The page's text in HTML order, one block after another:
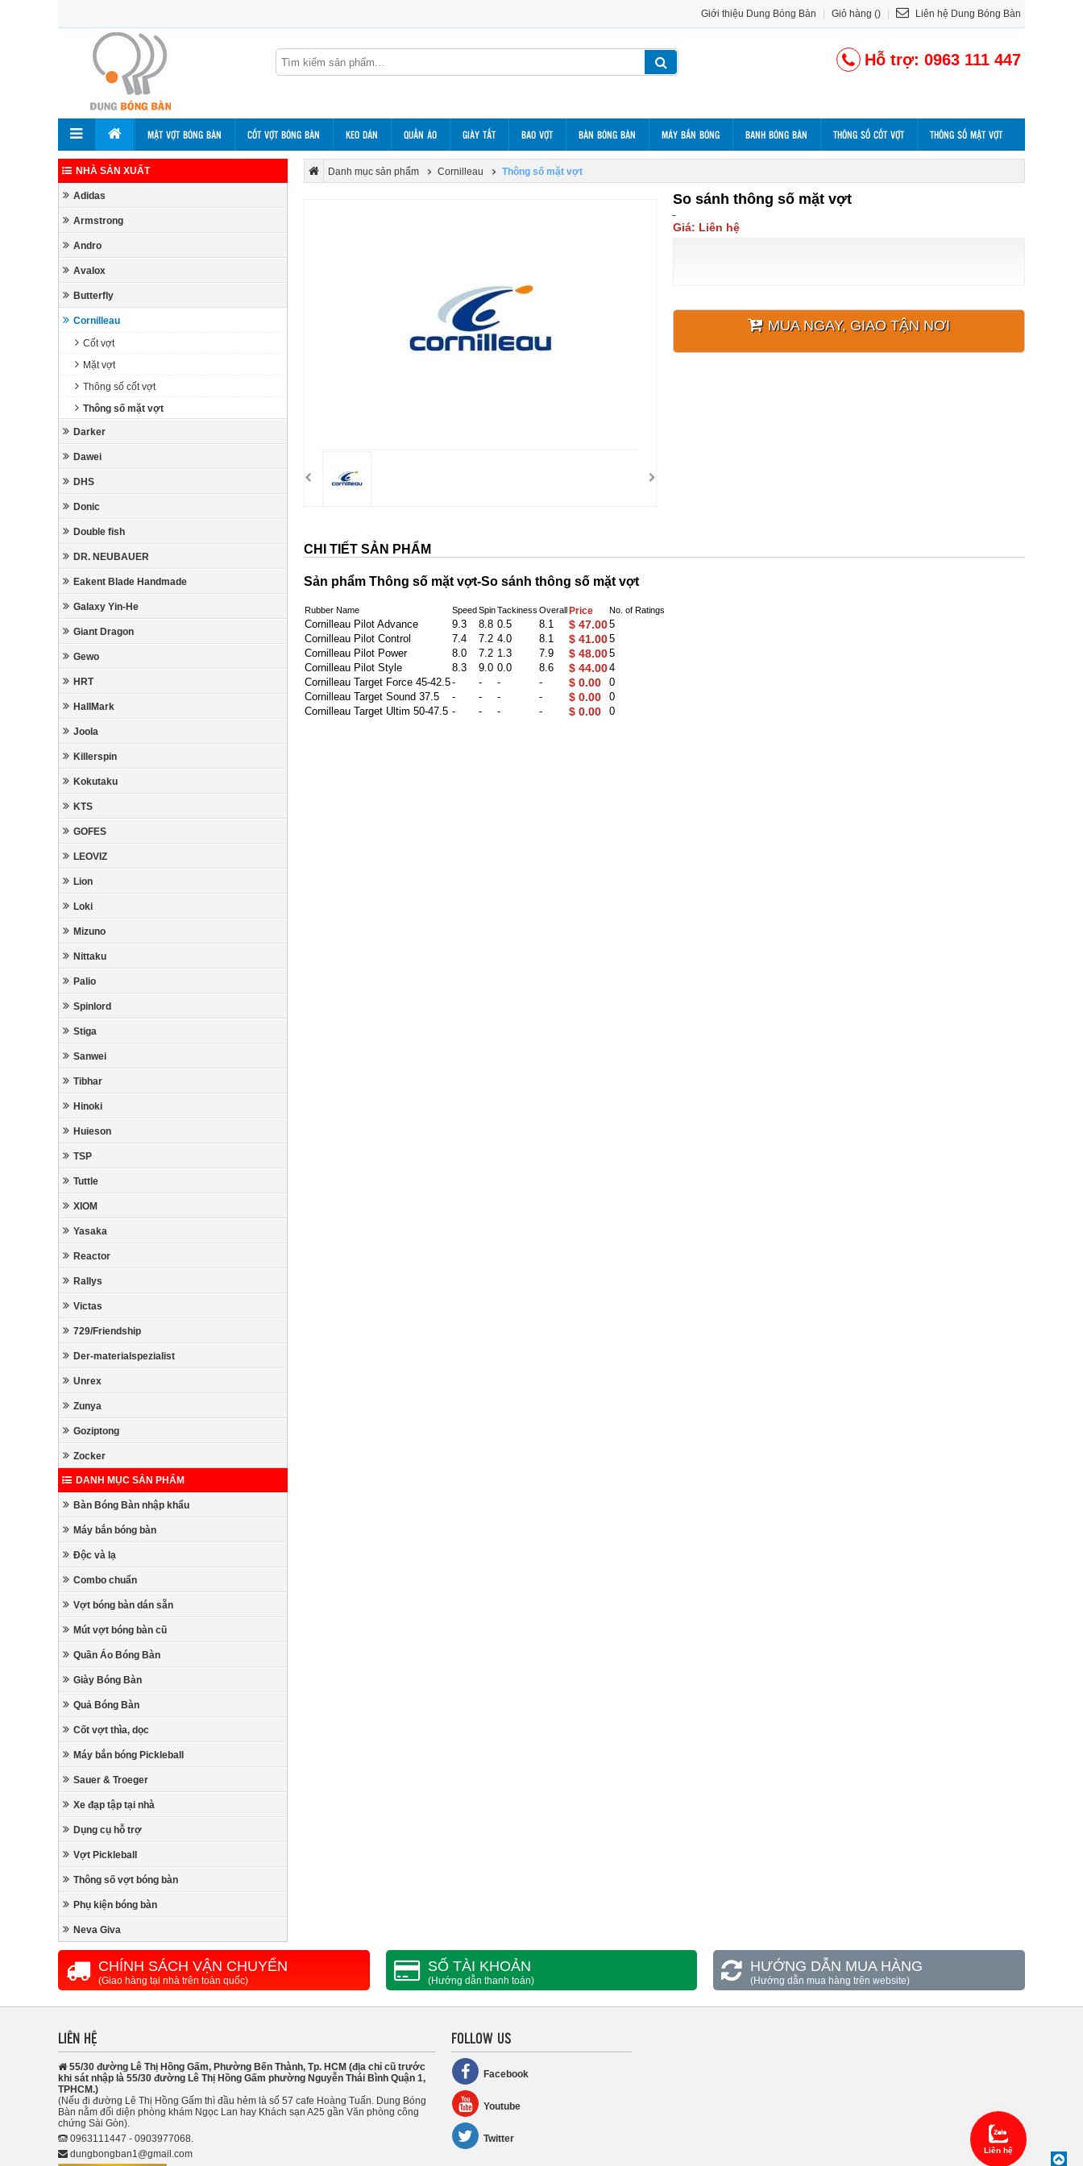
Giới thiệu Dung Bóng Bàn Giỏ hàng () Liên hệ Dung Bóng Bàn
Hỗ trợ: 0963 111 447
MẶT VỢT BÓNG BÀN CỐT VỢT BÓNG BÀN KEO DÁN QUẦN ÁO GIÀY TẤT BAO VỢT BÀN BÓNG BÀN MÁY BẮN BÓNG BANH BÓNG BÀN THÔNG SỐ CỐT VỢT THÔNG SỐ MẶT VỢT
NHÀ SẢN XUẤT
Adidas
Armstrong
Andro
Avalox
Butterfly
Cornilleau
Cốt vợt
Mặt vợt
Thông số cốt vợt
Thông số mặt vợt
Darker
Dawei
DHS
Donic
Double fish
DR. NEUBAUER
Eakent Blade Handmade
Galaxy Yin-He
Giant Dragon
Gewo
HRT
HallMark
Joola
Killerspin
Kokutaku
KTS
GOFES
LEOVIZ
Lion
Loki
Mizuno
Nittaku
Palio
Spinlord
Stiga
Sanwei
Tibhar
Hinoki
Huieson
TSP
Tuttle
XIOM
Yasaka
Reactor
Rallys
Victas
729/Friendship
Der-materialspezialist
Unrex
Zunya
Goziptong
Zocker
DANH MỤC SẢN PHẨM
Bàn Bóng Bàn nhập khẩu
Máy bắn bóng bàn
Độc và lạ
Combo chuẩn
Vợt bóng bàn dán sẵn
Mút vợt bóng bàn cũ
Quần Áo Bóng Bàn
Giày Bóng Bàn
Quả Bóng Bàn
Cốt vợt thìa, dọc
Máy bắn bóng Pickleball
Sauer & Troeger
Xe đạp tập tại nhà
Dụng cụ hỗ trợ
Vợt Pickleball
Thông số vợt bóng bàn
Phụ kiện bóng bàn
Neva Giva
Danh mục sản phẩm Cornilleau Thông số mặt vợt
So sánh thông số mặt vợt
Giá: Liên hệ
MUA NGAY, GIAO TẬN NƠI
CHI TIẾT SẢN PHẨM
Sản phẩm Thông số mặt vợt-So sánh thông số mặt vợt
Rubber Name SpeedSpinTackiness OverallPrice No. of Ratings
Cornilleau Pilot Advance 9.3 8.8 0.5 8.1 $ 47.005
Cornilleau Pilot Control
7.4 7.2 4.0 8.1 $ 41.005
Cornilleau Pilot Power
8.0 7.2 1.3 7.9 $ 48.005
Cornilleau Pilot Style
8.3 9.0 0.0 8.6 $ 44.004
Cornilleau Target Force 45-42.5- - - - $ 0.00
0
Cornilleau Target Sound 37.5
- - - - $ 0.00
0
Cornilleau Target Ultim 50-47.5 - - - - $ 0.00 0
CHÍNH SÁCH VẬN CHUYỂN
(Giao hàng tại nhà trên toàn quốc)
SỐ TÀI KHOẢN
(Hướng dẫn thanh toán)
HƯỚNG DẪN MUA HÀNG
(Hướng dẫn mua hàng trên website)
LIÊN HỆ
55/30 đường Lê Thị Hồng Gấm, Phường Bến Thành, Tp. HCM (địa chỉ cũ trước
khi sát nhập là 55/30 đường Lê Thị Hồng Gấm phường Nguyễn Thái Bình Quận 1,
TPHCM.)
(Nếu đi đường Lê Thị Hồng Gấm thì đầu hẻm là số 57 cafe Hoàng Tuấn. Dung Bóng
Bàn nằm đối diện phòng khám Ngọc Lan hay Khách sạn A25 gần Văn phòng công
chứng Sài Gòn).
0963111447 - 0903977068.
dungbongban1@gmail.com
FOLLOW US
Facebook
Youtube
Twitter